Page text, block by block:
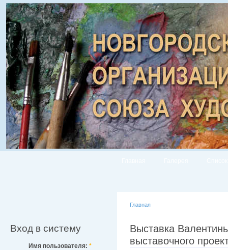
Вход в систему
Имя пользователя: *
Главная
Выставка
выставочного